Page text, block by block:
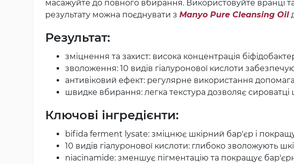
масажуйте до повного вбирання. Використовуйте вранці
результату можна поєднувати з Manyo Pure Cleansing Oil
Результат:
зміцнення та захист: висока концентрація
зволоження: 10 видів гіалуронової кислоти
антивіковий ефект: регулярне використання
швидке вбирання: легка текстура дозволяє
Ключові інгредієнти:
bifida ferment lysate: зміцнює шкірний бар'єр і
10 видів гіалуронової кислоти: глибоко зволожують
niacinamide: зменшує пігментацію та покращує